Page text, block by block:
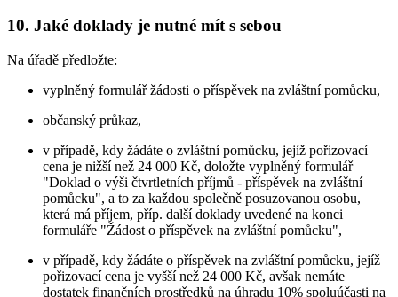
10. Jaké doklady je nutné mít s sebou
Na úřadě předložte:
vyplněný formulář žádosti o příspěvek na zvláštní pomůcku,
občanský průkaz,
v případě, kdy žádáte o zvláštní pomůcku, jejíž pořizovací
cena je nižší než 24 000 Kč, doložte vyplněný formulář
"Doklad o výši čtvrtletních příjmů - příspěvek na zvláštní
pomůcku", a to za každou společně posuzovanou osobu,
která má příjem, příp. další doklady uvedené na konci
formuláře "Žádost o příspěvek na zvláštní pomůcku",
v případě, kdy žádáte o příspěvek na zvláštní pomůcku, jejíž
pořizovací cena je vyšší než 24 000 Kč, avšak nemáte
dostatek finančních prostředků na úhradu 10% spoluúčasti na